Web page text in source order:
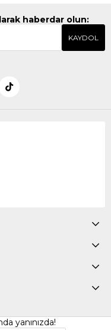
haberdar olun:
KAYDOL
yanınızda!